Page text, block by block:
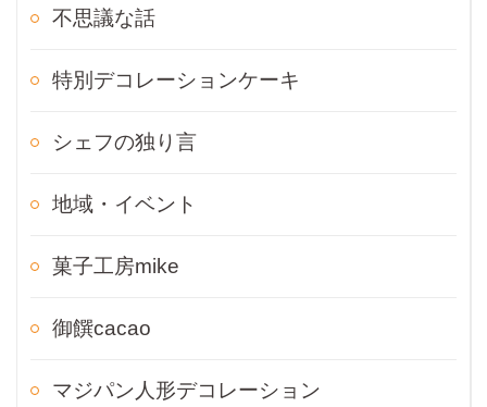
不思議な話
特別デコレーションケーキ
シェフの独り言
地域・イベント
菓子工房mike
御饌cacao
マジパン人形デコレーション